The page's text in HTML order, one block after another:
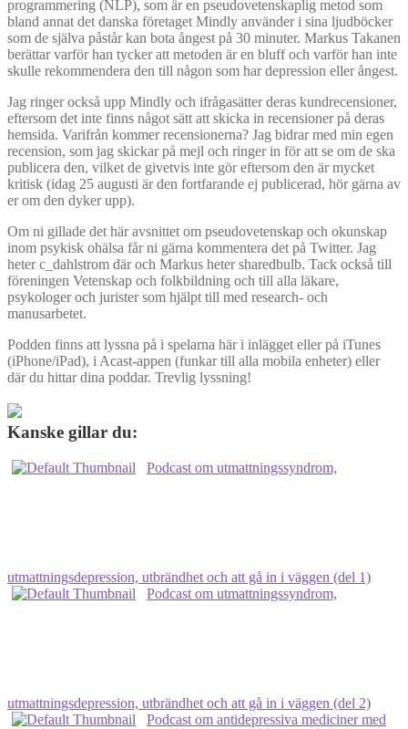
programmering (NLP), som är en pseudovetenskaplig metod som
bland annat det danska företaget Mindly använder i sina ljudböcker
som de själva påstår kan bota ångest på 30 minuter. Markus Takanen
berättar varför han tycker att metoden är en bluff och varför han inte
skulle rekommendera den till någon som har depression eller ångest.
Jag ringer också upp Mindly och ifrågasätter deras kundrecensioner,
eftersom det inte finns något sätt att skicka in recensioner på deras
hemsida. Varifrån kommer recensionerna? Jag bidrar med min egen
recension, som jag skickar på mejl och ringer in för att se om de ska
publicera den, vilket de givetvis inte gör eftersom den är mycket
kritisk (idag 25 augusti är den fortfarande ej publicerad, hör gärna av
er om den dyker upp).
Om ni gillade det här avsnittet om pseudovetenskap och okunskap
inom psykisk ohälsa får ni gärna kommentera det på Twitter. Jag
heter c_dahlstrom där och Markus heter sharedbulb. Tack också till
föreningen Vetenskap och folkbildning och till alla läkare,
psykologer och jurister som hjälpt till med research- och
manusarbetet.
Podden finns att lyssna på i spelarna här i inlägget eller på iTunes
(iPhone/iPad), i Acast-appen (funkar till alla mobila enheter) eller
där du hittar dina poddar. Trevlig lyssning!
Kanske gillar du:
Podcast om utmattningssyndrom,
utmattningsdepression, utbrändhet och att gå in i väggen (del 1)
Podcast om utmattningssyndrom,
utmattningsdepression, utbrändhet och att gå in i väggen (del 2)
Podcast om antidepressiva mediciner med